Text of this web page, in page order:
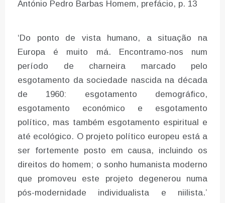
António Pedro Barbas Homem, prefácio, p. 13
‘Do ponto de vista humano, a situação na
Europa é muito má. Encontramo-nos num
período de charneira marcado pelo
esgotamento da sociedade nascida na década
de 1960: esgotamento demográfico,
esgotamento económico e esgotamento
político, mas também esgotamento espiritual e
até ecológico. O projeto político europeu está a
ser fortemente posto em causa, incluindo os
direitos do homem; o sonho humanista moderno
que promoveu este projeto degenerou numa
pós-modernidade individualista e niilista.’